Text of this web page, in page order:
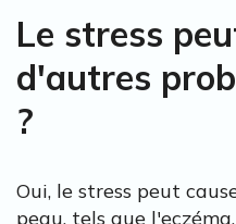
Le stress
d'autres
?
Oui, le stress peut
peau, tels que